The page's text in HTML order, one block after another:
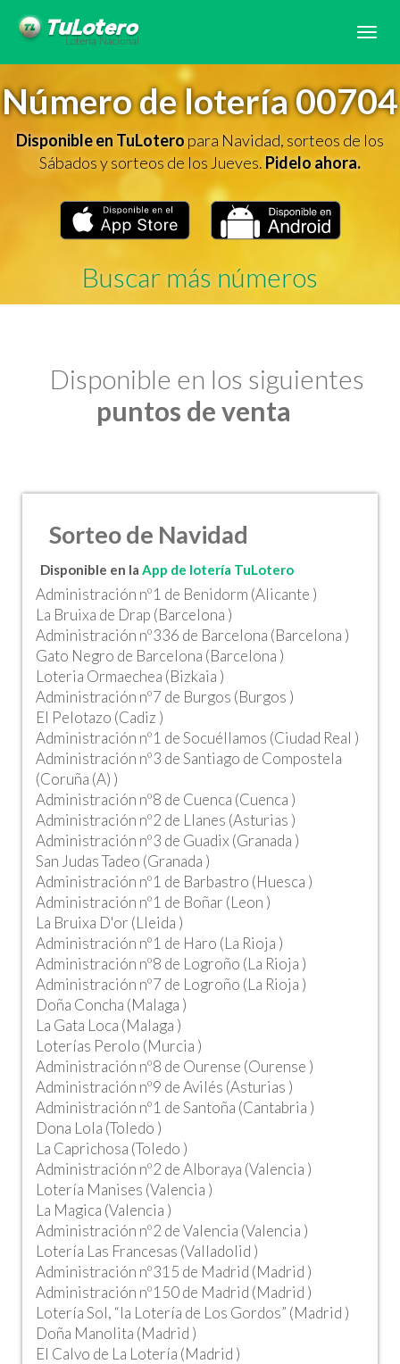
Número de lotería 00704
Disponible en TuLoteropara Navidad, sorteos de los
Sábados y sorteos de los Jueves.Pidelo ahora.
Buscar más números
Disponible en los siguientes
puntos de venta
Sorteo de Navidad
Disponible en la App de lotería TuLotero
Administración nº1 de Benidorm (Alicante )
La Bruixa de Drap (Barcelona )
Administración nº336 de Barcelona (Barcelona )
Gato Negro de Barcelona (Barcelona )
Loteria Ormaechea (Bizkaia )
Administración nº7 de Burgos (Burgos )
El Pelotazo (Cadiz )
Administración nº1 de Socuéllamos (Ciudad Real )
Administración nº3 de Santiago de Compostela
(Coruña (A) )
Administración nº8 de Cuenca (Cuenca )
Administración nº2 de Llanes (Asturias )
Administración nº3 de Guadix (Granada )
San Judas Tadeo (Granada )
Administración nº1 de Barbastro (Huesca )
Administración nº1 de Boñar (Leon )
La Bruixa D'or (Lleida )
Administración nº1 de Haro (La Rioja )
Administración nº8 de Logroño (La Rioja )
Administración nº7 de Logroño (La Rioja )
Doña Concha (Malaga )
La Gata Loca (Malaga )
Loterías Perolo (Murcia )
Administración nº8 de Ourense (Ourense )
Administración nº9 de Avilés (Asturias )
Administración nº1 de Santoña (Cantabria )
Dona Lola (Toledo )
La Caprichosa (Toledo )
Administración nº2 de Alboraya (Valencia )
Lotería Manises (Valencia )
La Magica (Valencia )
Administración nº2 de Valencia (Valencia )
Lotería Las Francesas (Valladolid )
Administración nº315 de Madrid (Madrid )
Administración nº150 de Madrid (Madrid )
Lotería Sol, “la Lotería de Los Gordos” (Madrid )
Doña Manolita (Madrid )
El Calvo de La Lotería (Madrid )